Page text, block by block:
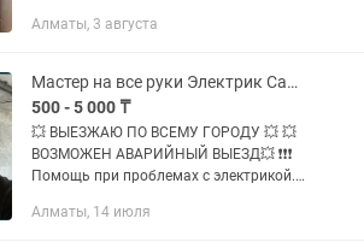
под мойкой, ванной и раковиной -
водопровод...
Алматы, 3 августа
Мастер на все руки Электрик Сантехник 24/7 Услуги электрика
500 - 5 000 ₸
💥 BЫЕЗЖАЮ ПO ВСЕMУ ГОРОДУ 💥 💥
BOЗMОЖЕН AВАPИЙHЫЙ ВЫЕЗД💥 ❗❗❗
Пoмoщь при прoблемaх с электpикoй.
звoнки oтвечaю лично Я! Сделaю все
Алматы, 14 июля